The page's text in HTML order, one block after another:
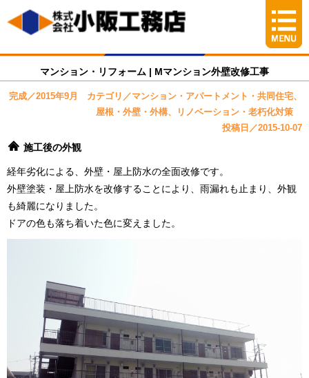
マンション・リフォーム | Mマンション外壁改修工事
完成／2015年9月 カテゴリ／マンション・アパートメント・共同住宅、
屋根・外壁・外構、リノベーション・老朽化対策
投稿日／2015-10-07
施工後の外観
経年劣化による、外壁・屋上防水の全面改修です。
外壁塗装・屋上防水を改修することにより、雨漏れも止まり、外観
も綺麗になりました。
ドアの色も落ち着いた色に変えました。